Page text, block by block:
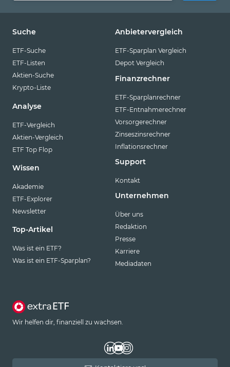
Suche
ETF-Suche
ETF-Listen
Aktien-Suche
Krypto-Liste
Analyse
ETF-Vergleich
Aktien-Vergleich
ETF Top Flop
Wissen
Akademie
ETF-Explorer
Newsletter
Top-Artikel
Was ist ein ETF?
Was ist ein ETF-Sparplan?
Anbietervergleich
ETF-Sparplan Vergleich
Depot Vergleich
Finanzrechner
ETF-Sparplanrechner
ETF-Entnahmerechner
Vorsorgerechner
Zinseszinsrechner
Inflationsrechner
Support
Kontakt
Unternehmen
Über uns
Redaktion
Presse
Karriere
Mediadaten
Wir helfen dir, finanziell zu wachsen.